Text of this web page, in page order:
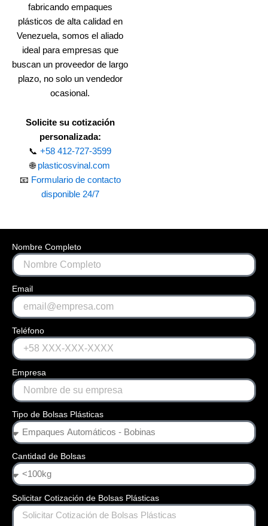
fabricando empaques
plásticos de alta calidad en
Venezuela, somos el aliado
ideal para empresas que
buscan un proveedor de largo
plazo, no solo un vendedor
ocasional.
Solicite su cotización
personalizada:
📞 +58 412-727-3599
🌐plasticosvinal.com
📧 Formulario de contacto
disponible 24/7
Nombre Completo
Email
Teléfono
Empresa
Tipo de Bolsas Plásticas
Cantidad de Bolsas
Solicitar Cotización de Bolsas Plásticas